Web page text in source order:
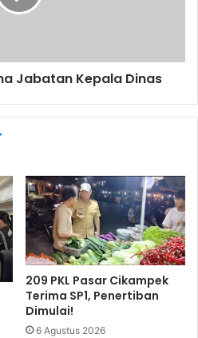
Jabatan Kepala Dinas
209 PKL Pasar Cikampek
Terima SP1, Penertiban
Dimulai!
6 Agustus 2026